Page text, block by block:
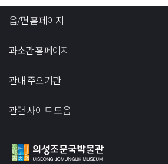
읍/면 홈페이지
과소관 홈페이지
관내 주요기관
관련 사이트 모음